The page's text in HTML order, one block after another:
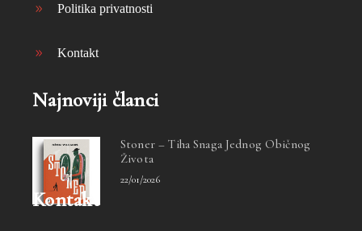
Politika privatnosti
Kontakt
Najnoviji članci
Stoner – Tiha Snaga Jednog Običnog
Života
22/01/2026
Kontakt